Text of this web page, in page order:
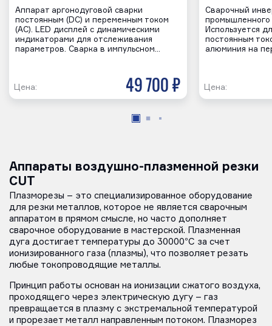
Аппарат аргонодуговой сварки
постоянным (DC) и переменным током
(AC). LED дисплей с динамическими
индикаторами для отслеживания
параметров. Сварка в импульсном…
Цена: 49 700 р
Сварочный
промышленного
Используется
постоянным
алюминия на
Цена:
Аппараты воздушно-плазменной резки
CUT
Плазморезы – это специализированное оборудование
для резки металлов, которое не является сварочным
аппаратом в прямом смысле, но часто дополняет
сварочное оборудование в мастерской. Плазменная
дуга достигает температуры до 30000°C за счет
ионизированного газа (плазмы), что позволяет резать
любые токопроводящие металлы.
Принцип работы основан на ионизации сжатого воздуха,
проходящего через электрическую дугу – газ
превращается в плазму с экстремальной температурой
и прорезает металл направленным потоком. Плазморез